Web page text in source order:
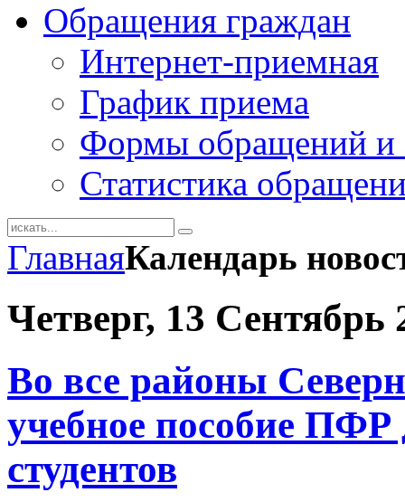
Обращения граждан
Интернет-приемная
График приема
Формы обращений и
Статистика
ГлавнаяКалендарь
Четверг, 13 Сентябрь
Во все районы
учебное пособие ПФР
студентов